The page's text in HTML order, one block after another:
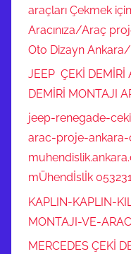
araçları Çekmek
Aracınıza/Araç
Oto Dizayn Ankara/
JEEP ÇEKİ DEMİRİ
DEMİRİ MONTAJI
jeep-renegade-
arac-proje-
mÜhendİslİk
KAPLIN-KAPLIN-
MONTAJI-VE-
MERCEDES ÇEKİ